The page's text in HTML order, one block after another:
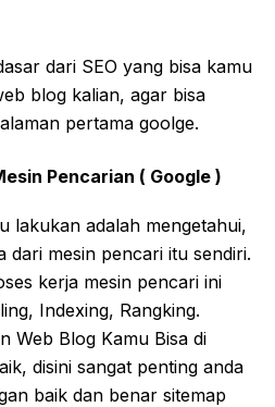
dari SEO yang bisa kamu
blog kalian, agar bisa
pertama goolge.
Pencarian ( Google )
lakukan adalah mengetahui,
dari mesin pencari itu sendiri.
kerja mesin pencari ini
Indexing, Rangking.
Web Blog Kamu Bisa di
disini sangat penting anda
baik dan benar sitemap